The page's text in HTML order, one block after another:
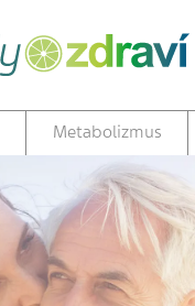
Metabolizmus